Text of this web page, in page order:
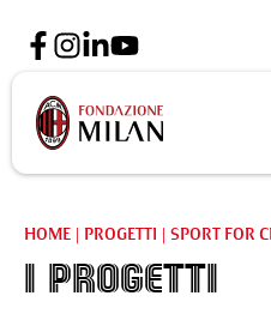
HOME | PROGETTI | SPORT FOR
I Progetti